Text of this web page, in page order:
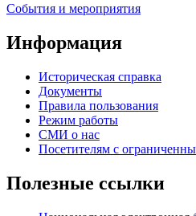
События и мероприятия
Информация
Историческая справка
Документы
Правила пользования
Режим работы
СМИ о нас
Посетителям с
Полезные ссылки